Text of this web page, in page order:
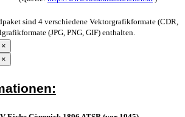
sind 4 verschiedene Vektorgrafikformate (CDR,
(JPG, PNG, GIF) enthalten.
×
×